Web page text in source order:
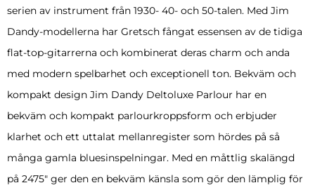
serien av instrument från 1930- 40- och 50-talen. Med Jim
Dandy-modellerna har Gretsch fångat essensen av de tidiga
flat-top-gitarrerna och kombinerat deras charm och anda
med modern spelbarhet och exceptionell ton. Bekväm och
kompakt design Jim Dandy Deltoluxe Parlour har en
bekväm och kompakt parlourkroppsform och erbjuder
klarhet och ett uttalat mellanregister som hördes på så
många gamla bluesinspelningar. Med en måttlig skalängd
på 2475″ ger den en bekväm känsla som gör den lämplig för